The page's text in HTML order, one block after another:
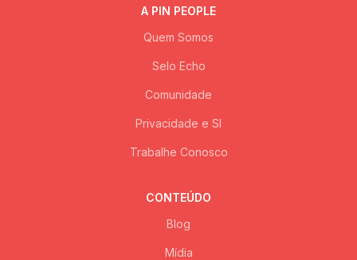
A PIN PEOPLE
Quem Somos
Selo Echo
Comunidade
Privacidade e SI
Trabalhe Conosco
CONTEÚDO
Blog
Mídia